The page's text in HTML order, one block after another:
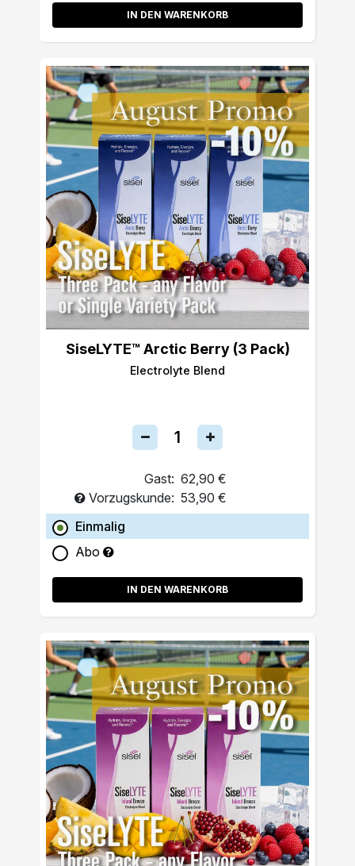
IN DEN WARENKORB
SiseLYTE™ Arctic Berry (3 Pack)
Electrolyte Blend
Gast: 62,90 €
Vorzugskunde: 53,90 €
Einmalig
Abo
IN DEN WARENKORB